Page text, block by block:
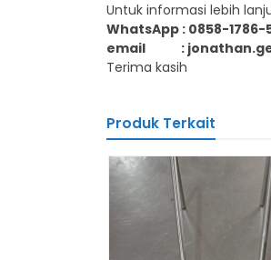
Untuk informasi lebih
WhatsApp : 0858-1786-
email :
Terima kasih
Produk Terkait